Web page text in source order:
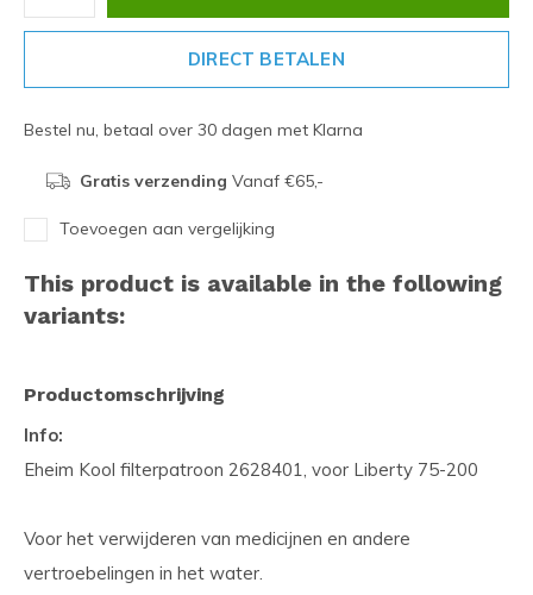
DIRECT BETALEN
Bestel nu, betaal over 30 dagen met Klarna
Gratis verzending Vanaf €65,-
Toevoegen aan vergelijking
This product is available in the following
variants:
Productomschrijving
Info:
Eheim Kool filterpatroon 2628401, voor Liberty 75-200
Voor het verwijderen van medicijnen en andere
vertroebelingen in het water.